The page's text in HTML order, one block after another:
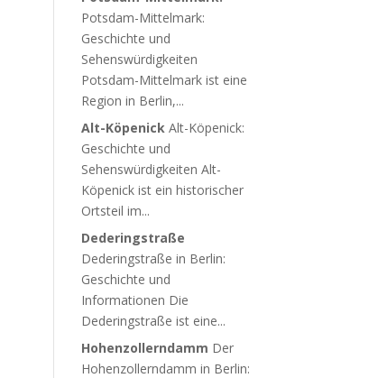
Potsdam-Mittelmark:
Geschichte und
Sehenswürdigkeiten
Potsdam-Mittelmark ist eine
Region in Berlin,...
Alt-Köpenick Alt-Köpenick:
Geschichte und
Sehenswürdigkeiten Alt-
Köpenick ist ein historischer
Ortsteil im...
Dederingstraße
Dederingstraße in Berlin:
Geschichte und
Informationen Die
Dederingstraße ist eine...
Hohenzollerndamm Der
Hohenzollerndamm in Berlin: